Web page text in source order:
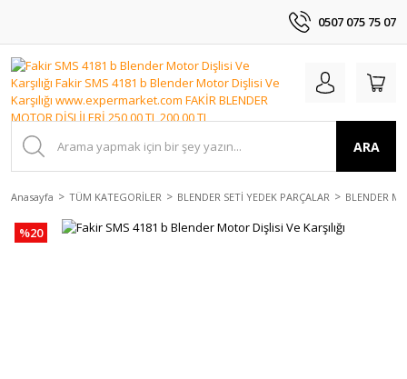
0507 075 75 07
ARA
Anasayfa TÜM KATEGORİLER BLENDER SETİ YEDEK PARÇALAR BLENDER
%20